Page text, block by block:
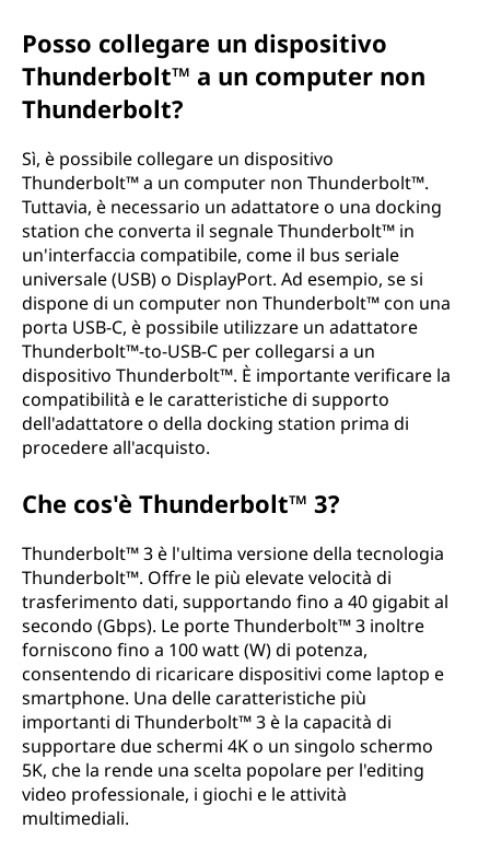
Posso collegare un dispositivo
Thunderbolt™ a un computer non
Thunderbolt?
Sì, è possibile collegare un dispositivo
Thunderbolt™ a un computer non Thunderbolt™.
Tuttavia, è necessario un adattatore o una docking
station che converta il segnale Thunderbolt™ in
un'interfaccia compatibile, come il bus seriale
universale (USB) o DisplayPort. Ad esempio, se si
dispone di un computer non Thunderbolt™ con una
porta USB-C, è possibile utilizzare un adattatore
Thunderbolt™-to-USB-C per collegarsi a un
dispositivo Thunderbolt™. È importante verificare la
compatibilità e le caratteristiche di supporto
dell'adattatore o della docking station prima di
procedere all'acquisto.
Che cos'è Thunderbolt™ 3?
Thunderbolt™ 3 è l'ultima versione della tecnologia
Thunderbolt™. Offre le più elevate velocità di
trasferimento dati, supportando fino a 40 gigabit al
secondo (Gbps). Le porte Thunderbolt™ 3 inoltre
forniscono fino a 100 watt (W) di potenza,
consentendo di ricaricare dispositivi come laptop e
smartphone. Una delle caratteristiche più
importanti di Thunderbolt™ 3 è la capacità di
supportare due schermi 4K o un singolo schermo
5K, che la rende una scelta popolare per l'editing
video professionale, i giochi e le attività
multimediali.